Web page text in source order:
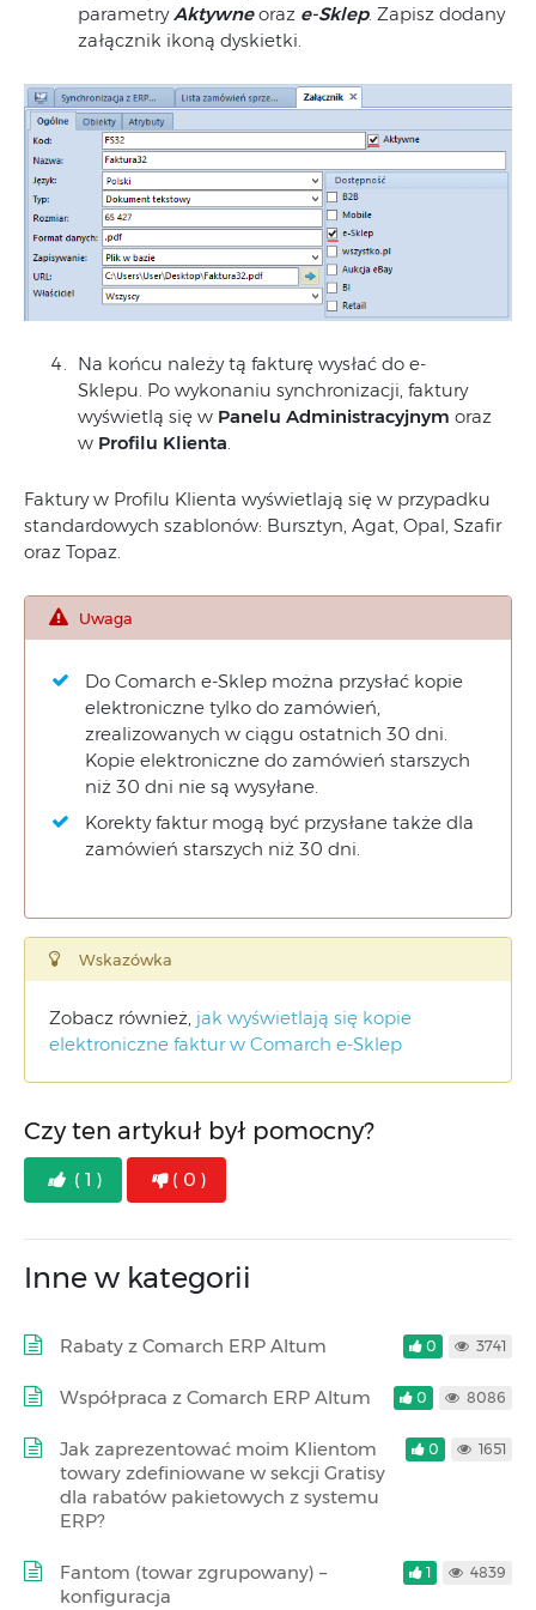
parametry Aktywneoraz e-Sklep. Zapisz dodany
załącznik ikoną dyskietki.
Na końcu należy tą fakturę wysłać do e-
Sklepu. Po wykonaniu synchronizacji, faktury
wyświetlą się w Panelu Administracyjnym oraz
w Profilu Klienta.
Faktury w Profilu Klienta wyświetlają się w przypadku
standardowych szablonów: Bursztyn, Agat, Opal, Szafir
oraz Topaz.
Uwaga
Do Comarch e-Sklep można przysłać kopie
elektroniczne tylko do zamówień,
zrealizowanych w ciągu ostatnich 30 dni.
Kopie elektroniczne do zamówień starszych
niż 30 dni nie są wysyłane.
Korekty faktur mogą być przysłane także dla
zamówień starszych niż 30 dni.
Wskazówka
Zobacz również, jak wyświetlają się kopie
elektroniczne faktur w Comarch e-Sklep
Czy ten artykuł był pomocny?
( 1 ) ( 0 )
Inne w kategorii
Rabaty z Comarch ERP Altum 0 3741
Współpraca z Comarch ERP Altum 0 8086
Jak zaprezentować moim Klientom
towary zdefiniowane w sekcji Gratisy
dla rabatów pakietowych z systemu
ERP?
0 1651
Fantom (towar zgrupowany) –
konfiguracja
1 4839